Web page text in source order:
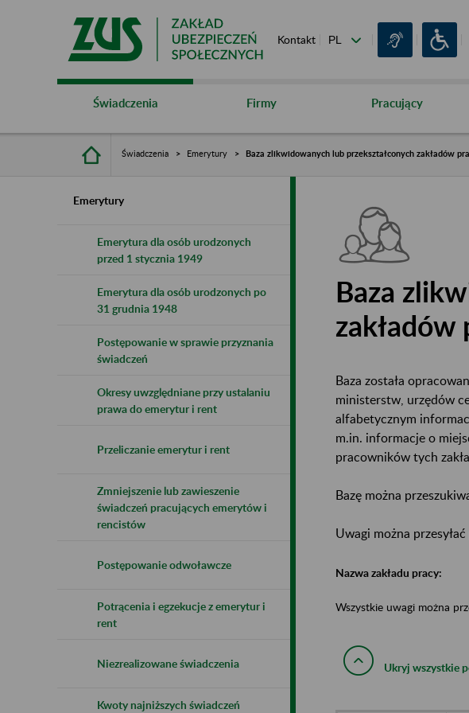
Kontakt
Świadczenia Firmy Pracujący
Świadczenia Emerytury Baza zlikwidowanych lub przekształconych zakładów
Emerytury
Emerytura dla osób urodzonych
przed 1 stycznia 1949
Emerytura dla osób urodzonych po
31 grudnia 1948
Postępowanie w sprawie przyznania
świadczeń
Okresy uwzględniane przy ustalaniu
prawa do emerytur i rent
Przeliczanie emerytur i rent
Zmniejszenie lub zawieszenie
świadczeń pracujących emerytów i
rencistów
Postępowanie odwoławcze
Potrącenia i egzekucje z emerytur i
rent
Niezrealizowane świadczenia
Kwoty najniższych świadczeń
Baza
zakładów
Baza została
ministerstw, urzędów
alfabetycznym
m.in. informacje o
pracowników tych
Bazę można
Uwagi można
Nazwa zakładu pracy:
Wszystkie uwagi można
Ukryj wszystkie